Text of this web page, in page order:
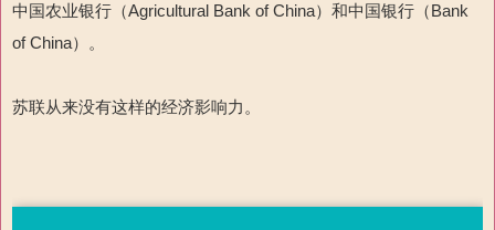
中国农业银行（Agricultural Bank of China）和中国银行（Bank
of China）。
苏联从来没有这样的经济影响力。